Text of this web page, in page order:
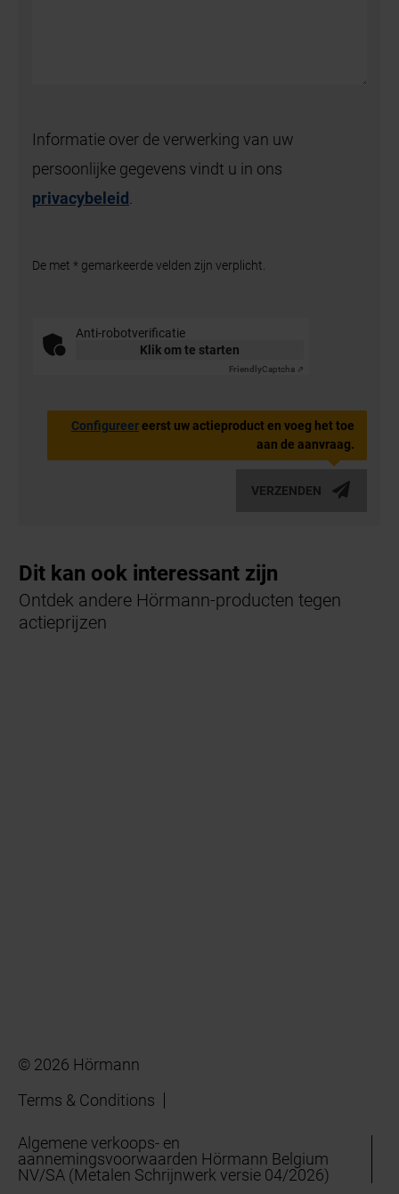
Informatie over de verwerking van uw
persoonlijke gegevens vindt u in ons
privacybeleid
De met * gemarkeerde velden zijn verplicht.
Anti-robotverificatie
Klik om te starten
FriendlyCaptcha ⇗
Configureereerst uw actieproduct en voeg het toe
aan de aanvraag.
VERZENDEN
Dit kan ook interessant zijn
Ontdek andere Hörmann-producten tegen
actieprijzen
© 2026 Hörmann
Terms & Conditions
Algemene verkoops- en
aannemingsvoorwaarden Hörmann Belgium
NV/SA (Metalen Schrijnwerk versie 04/2026)